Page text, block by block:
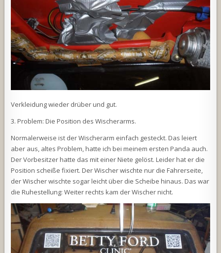
Verkleidung wieder drüber und gut.
3. Problem: Die Position des Wischerarms.
Normalerweise ist der Wischerarm einfach gesteckt. Das leiert
aber aus, altes Problem, hatte ich bei meinem ersten Panda auch.
Der Vorbesitzer hatte das mit einer Niete gelöst. Leider hat er die
Position scheiße fixiert. Der Wischer wischte nur die Fahrerseite,
der Wischer wischte sogar leicht über die Scheibe hinaus. Das war
die Ruhestellung: Weiter rechts kam der Wischer nicht.